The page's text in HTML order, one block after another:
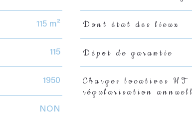
115 m²
115
1950
NON
Dont état des lieux
Dépot de garantie
Charges locatives
régularisation